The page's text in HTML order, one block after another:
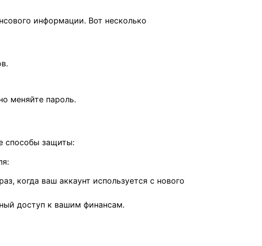
информации. Вот несколько
меняйте пароль.
способы защиты:
когда ваш аккаунт используется с нового
доступ к вашим финансам.